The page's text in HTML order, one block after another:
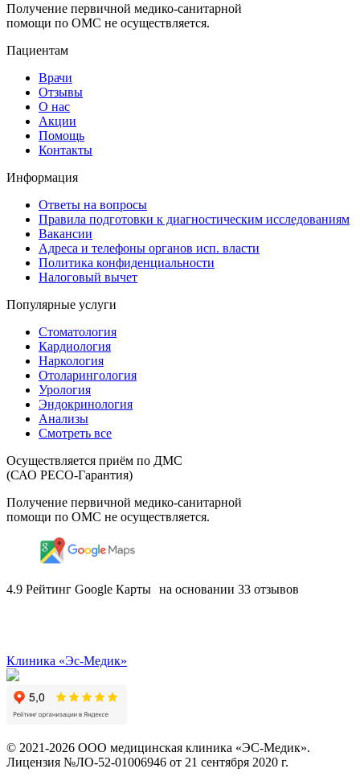
Получение первичной медико-санитарной
помощи по ОМС не осуществляется.
Пациентам
Врачи
Отзывы
О нас
Акции
Помощь
Контакты
Информация
Ответы на вопросы
Правила подготовки к диагностическим исследованиям
Вакансии
Адреса и телефоны органов исп. власти
Политика конфиденциальности
Налоговый вычет
Популярные услуги
Стоматология
Кардиология
Наркология
Отоларингология
Урология
Эндокринология
Анализы
Смотреть все
Осуществляется приём по ДМС
(САО РЕСО-Гарантия)
Получение первичной медико-санитарной
помощи по ОМС не осуществляется.
4.9 Рейтинг Google Карты на основании 33 отзывов
Клиника «Эс-Медик»
© 2021-2026 ООО медицинская клиника «ЭС-Медик».
Лицензия №ЛО-52-01006946 от 21 сентября 2020 г.